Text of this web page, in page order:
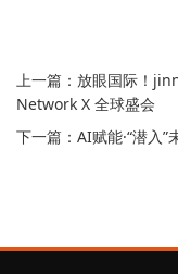
上一篇： 放眼国际！
Network X 全球盛会
下一篇： AI赋能·“潜入